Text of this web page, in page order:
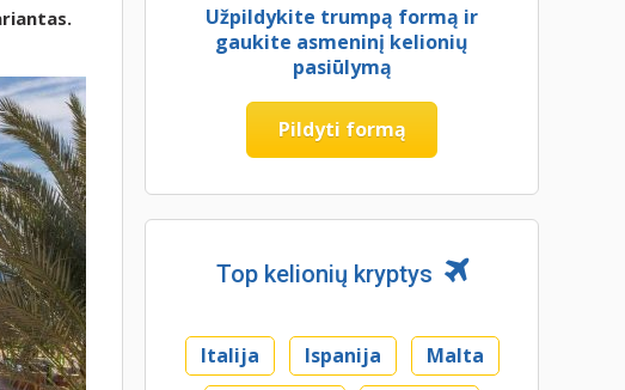
Užpildykite trumpą formą ir
gaukite asmeninį kelionių
pasiūlymą
Pildyti formą
Top kelionių kryptys
Italija Ispanija
Malta